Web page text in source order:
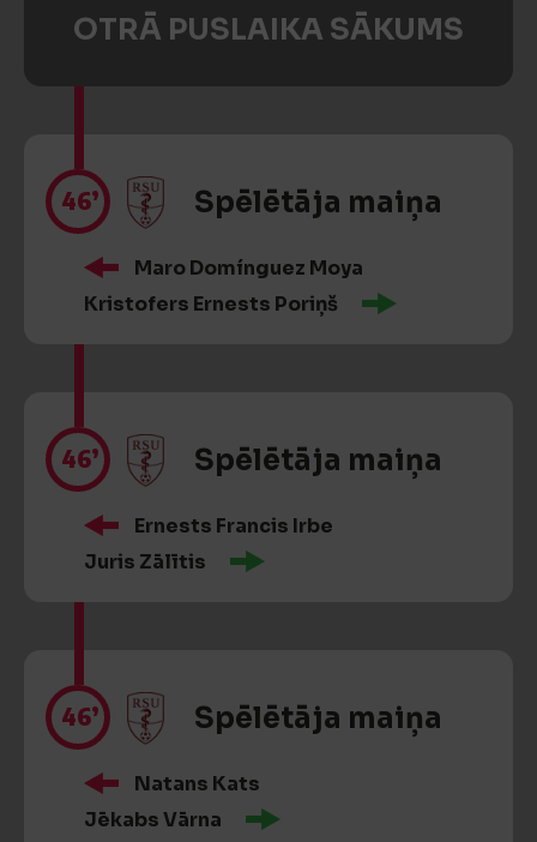
OTRĀ PUSLAIKA SĀKUMS
46’ Spēlētāja maiņa
Maro Domínguez Moya
Kristofers Ernests Poriņš
46’ Spēlētāja maiņa
Ernests Francis Irbe
Juris Zālītis
46’ Spēlētāja maiņa
Natans Kats
Jēkabs Vārna